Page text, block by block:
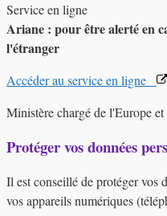
Service en ligne
Ariane : pour être alerté en
l'étranger
Accéder au service en ligne
Ministère chargé de l'Europe et
Protéger vos données
Il est conseillé de protéger vos
vos appareils numériques